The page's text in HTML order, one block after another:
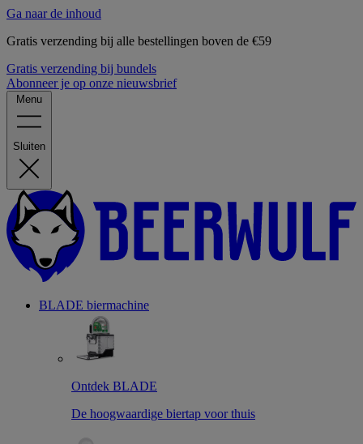
Ga naar de inhoud
Gratis verzending bij alle bestellingen boven de €59
Gratis verzending bij bundels
Abonneer je op onze nieuwsbrief
Menu
Sluiten
BLADE biermachine
Ontdek BLADE
De hoogwaardige biertap voor thuis